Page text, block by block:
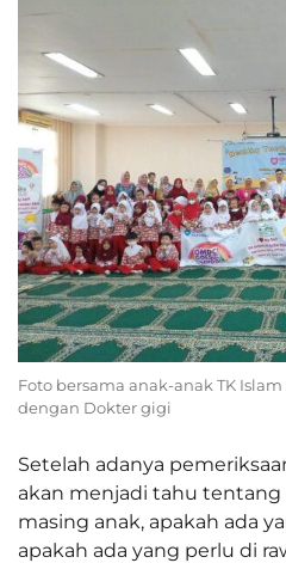
Foto bersama anak-anak TK
dengan Dokter gigi
Setelah adanya
akan menjadi tahu tentang
masing anak, apakah ada
apakah ada yang perlu di